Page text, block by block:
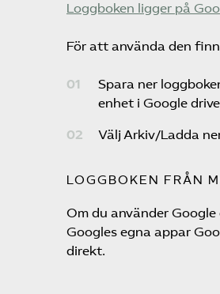
Loggboken ligger på
För att använda den
Spara ner
enhet i Google
Välj Arkiv/Ladda
LOGGBOKEN FRÅN
Om du använder
Googles egna appar
direkt.